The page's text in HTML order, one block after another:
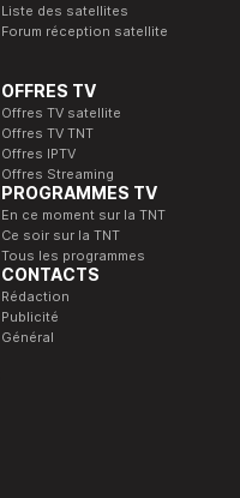
Liste des satellites
Forum réception satellite
OFFRES TV
Offres TV satellite
Offres TV TNT
Offres IPTV
Offres Streaming
PROGRAMMES TV
En ce moment sur la TNT
Ce soir sur la TNT
Tous les programmes
CONTACTS
Rédaction
Publicité
Général